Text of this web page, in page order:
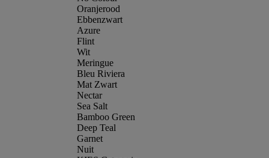
Oranjerood
Ebbenzwart
Azure
Flint
Wit
Meringue
Bleu Riviera
Mat Zwart
Nectar
Sea Salt
Bamboo Green
Deep Teal
Garnet
Nuit